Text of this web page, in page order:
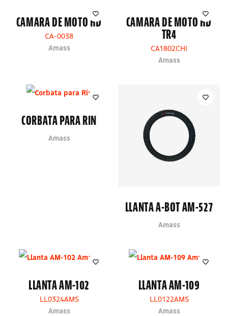
CAMARA DE MOTO HD
CA-0038
Amass
CAMARA DE MOTO HD
TR4
CA1802CHI
Amass
CORBATA PARA RIN
Amass
LLANTA A-BOT AM-527
Amass
LLANTA AM-102
LL0324AMS
Amass
LLANTA AM-109
LL0122AMS
Amass